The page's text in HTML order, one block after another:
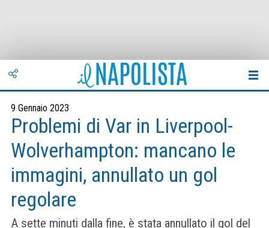
9 Gennaio 2023
Problemi di Var in Liverpool-
Wolverhampton: mancano le
immagini, annullato un gol
regolare
A sette minuti dalla fine, è stata annullato il gol del